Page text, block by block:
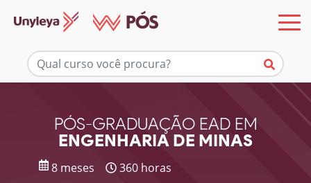
PÓS-GRADUAÇÃO EAD EM
ENGENHARIA DE MINAS
8 meses 360 horas
Mais informações